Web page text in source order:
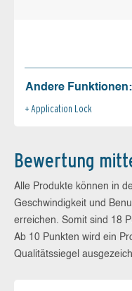
Andere Funktionen:
Application Lock
Bewertung
Alle Produkte können in
Geschwindigkeit und
erreichen. Somit sind 18
Ab 10 Punkten wird ein
Qualitätssiegel